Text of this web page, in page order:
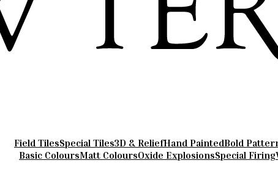
Field TilesSpecial Tiles3D & ReliefHand PaintedBold
Basic ColoursMatt ColoursOxide ExplosionsSpecial Firing